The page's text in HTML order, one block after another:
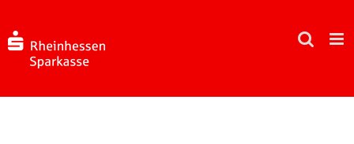
springen